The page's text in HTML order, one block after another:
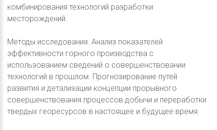
комбинирования технологий разработки
месторождений.
Методы исследования. Анализ показателей
эффективности горного производства с
использованием сведений о совершенствовании
технологий в прошлом. Прогнозирование путей
развития и детализации концепции прорывного
совершенствования процессов добычи и переработки
твердых георесурсов в настоящее и будущее время.